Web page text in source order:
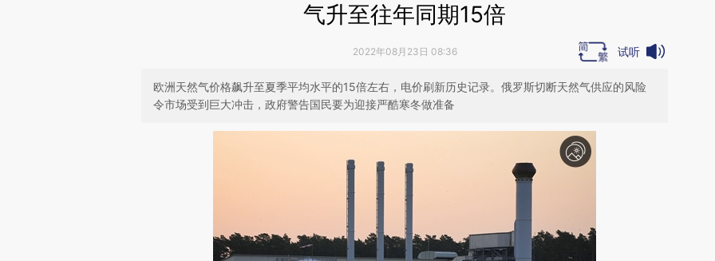
气升至往年同期15倍
2022年08月23日 08:36 试听
欧洲天然气价格飙升至夏季平均水平的15倍左右，电价刷新历史记录。俄罗斯切断天然气供应的风险
令市场受到巨大冲击，政府警告国民要为迎接严酷寒冬做准备